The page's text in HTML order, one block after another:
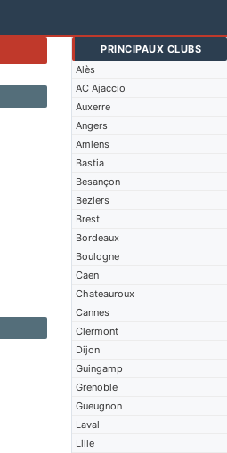
PRINCIPAUX CLUBS
Alès
AC Ajaccio
Auxerre
Angers
Amiens
Bastia
Besançon
Beziers
Brest
Bordeaux
Boulogne
Caen
Chateauroux
Cannes
Clermont
Dijon
Guingamp
Grenoble
Gueugnon
Laval
Lille